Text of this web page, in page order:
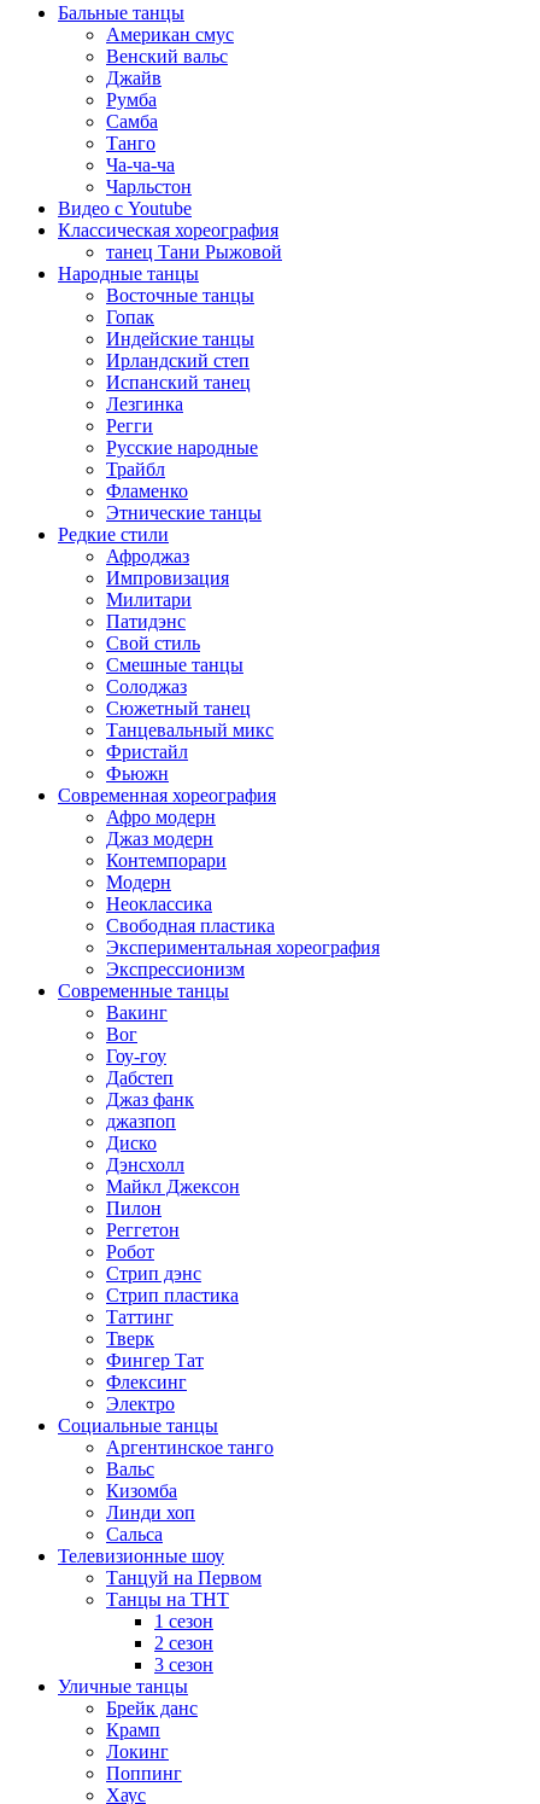
Бальные танцы
Американ смус
Венский вальс
Джайв
Румба
Самба
Танго
Ча-ча-ча
Чарльстон
Видео с Youtube
Классическая хореография
танец Тани Рыжовой
Народные танцы
Восточные танцы
Гопак
Индейские танцы
Ирландский степ
Испанский танец
Лезгинка
Регги
Русские народные
Трайбл
Фламенко
Этнические танцы
Редкие стили
Афроджаз
Импровизация
Милитари
Патидэнс
Свой стиль
Смешные танцы
Солоджаз
Сюжетный танец
Танцевальный микс
Фристайл
Фьюжн
Современная хореография
Афро модерн
Джаз модерн
Контемпорари
Модерн
Неоклассика
Свободная пластика
Экспериментальная хореография
Экспрессионизм
Современные танцы
Вакинг
Вог
Гоу-гоу
Дабстеп
Джаз фанк
джазпоп
Диско
Дэнсхолл
Майкл Джексон
Пилон
Реггетон
Робот
Стрип дэнс
Стрип пластика
Таттинг
Тверк
Фингер Тат
Флексинг
Электро
Социальные танцы
Аргентинское танго
Вальс
Кизомба
Линди хоп
Сальса
Телевизионные шоу
Танцуй на Первом
Танцы на ТНТ
1 сезон
2 сезон
3 сезон
Уличные танцы
Брейк данс
Крамп
Локинг
Поппинг
Хаус